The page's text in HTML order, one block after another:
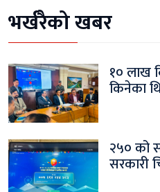
भर्खरैको खबर
१० लाख
किनेका
२५० को
सरकारी